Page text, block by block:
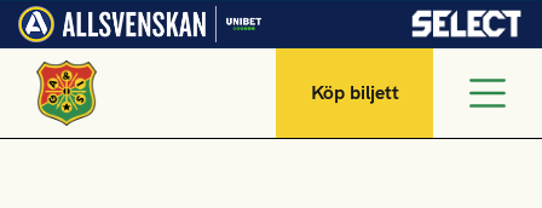
Köp biljett